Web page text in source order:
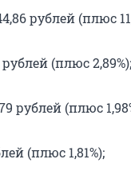
рублей (плюс
(плюс 2,89%);
рублей (плюс
(плюс 1,81%);